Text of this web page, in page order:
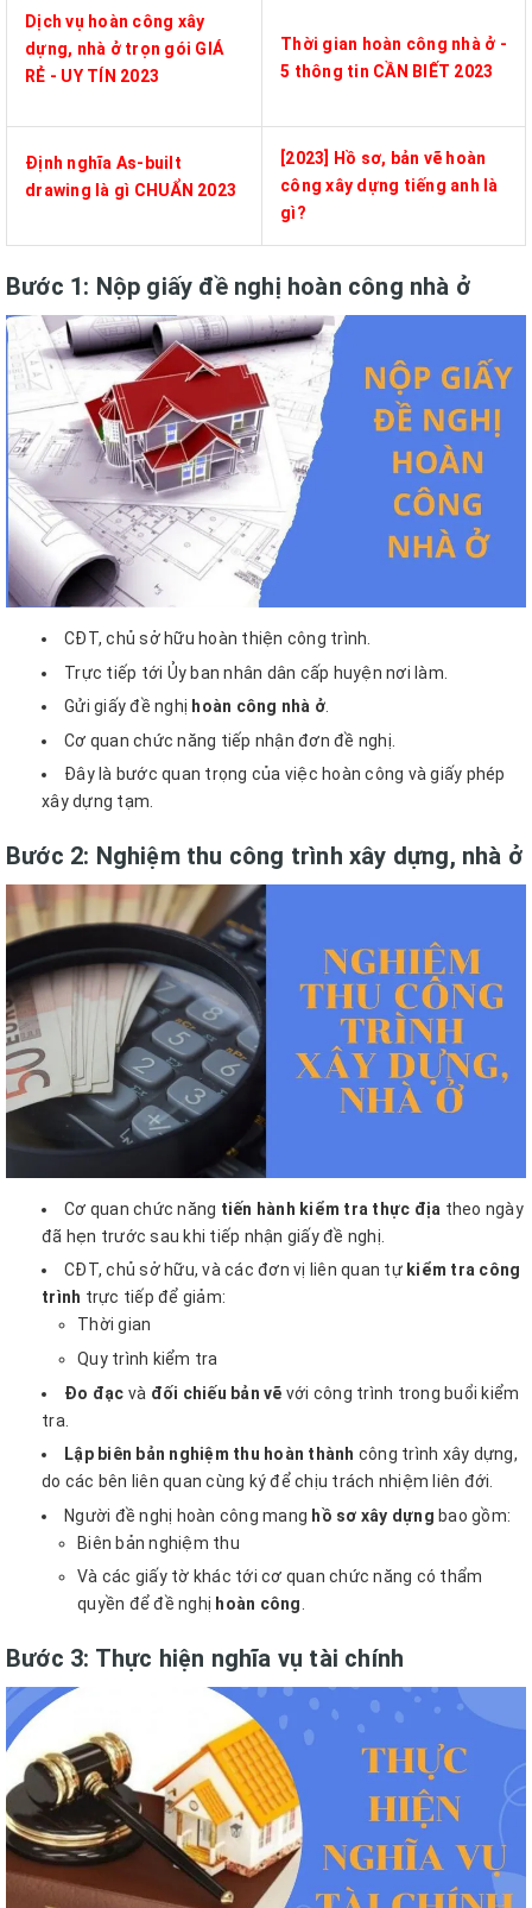
Dịch vụ hoàn công xây
dựng, nhà ở trọn gói GIÁ
RẺ - UY TÍN 2023
Thời gian hoàn công nhà ở -
5 thông tin CẦN BIẾT 2023
Định nghĩa As-built
drawing là gì CHUẨN 2023
[2023] Hồ sơ, bản vẽ hoàn
công xây dựng tiếng anh là
gì?
Bước 1: Nộp giấy đề nghị hoàn công nhà ở
CĐT, chủ sở hữu hoàn thiện công trình.
Trực tiếp tới Ủy ban nhân dân cấp huyện nơi làm.
Gửi giấy đề nghị hoàn công nhà ở.
Cơ quan chức năng tiếp nhận đơn đề nghị.
Đây là bước quan trọng của việc hoàn công và giấy phép
xây dựng tạm.
Bước 2: Nghiệm thu công trình xây dựng, nhà ở
Cơ quan chức năng tiến hành kiểm tra thực địa theo ngày
đã hẹn trước sau khi tiếp nhận giấy đề nghị.
CĐT, chủ sở hữu, và các đơn vị liên quan tự kiểm tra công
trình trực tiếp để giảm:
Thời gian
Quy trình kiểm tra
Đo đạc và đối chiếu bản vẽ với công trình trong buổi kiểm
tra.
Lập biên bản nghiệm thu hoàn thành công trình xây dựng,
do các bên liên quan cùng ký để chịu trách nhiệm liên đới.
Người đề nghị hoàn công mang hồ sơ xây dựng bao gồm:
Biên bản nghiệm thu
Và các giấy tờ khác tới cơ quan chức năng có thẩm
quyền để đề nghị hoàn công.
Bước 3: Thực hiện nghĩa vụ tài chính